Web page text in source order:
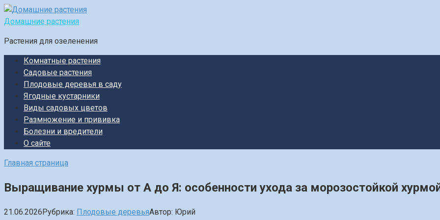
Перейти
к
Домашние растения
Растения для озеленения
Комнатные растения
Садовые растения
Плодовые деревья в саду
Ягодные кустарники
Виды садовых цветов
Размножение и прививка
Болезни и вредители
О сайте
Главная страница
Выращивание хурмы от А до Я: особенности ухода за морозостойкой
21.06.2026Рубрика: Плодовые деревьяАвтор: Юрий